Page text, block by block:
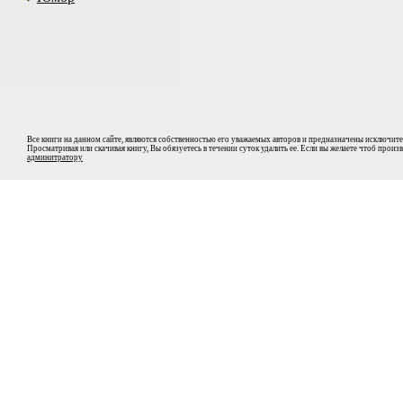
Все книги на данном сайте, являются собственностью его уважаемых авторов и предназначены
Просматривая или скачивая книгу, Вы обязуетесь в течении суток удалить ее. Если вы желаете чтоб
админитратору